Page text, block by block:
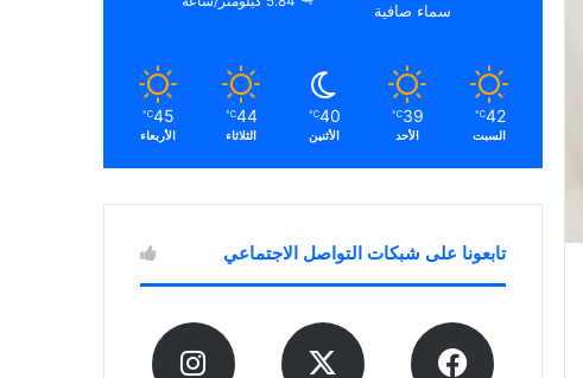
سماء صافية
42
℃
السبت
39
℃
الأحد
40
℃
الأثنين
44
℃
الثلاثاء
45
℃
الأربعاء
تابعونا على شبكات التواصل الاجتماعي